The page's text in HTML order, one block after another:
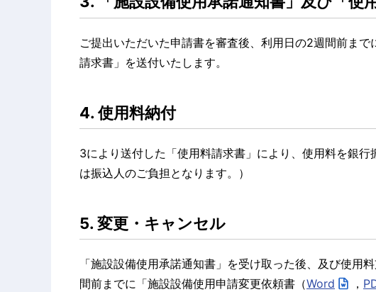
ご提出いただいた申請書を審査後、利用日の2週間前ま
請求書」を送付いたします。
4. 使用料納付
3により送付した「使用料請求書」により、使用料を銀
は振込人のご負担となります。）
5. 変更・キャンセル
「施設設備使用承諾通知書」を受け取った後、及び使用
間前までに「施設設備使用申請変更依頼書（Word ，